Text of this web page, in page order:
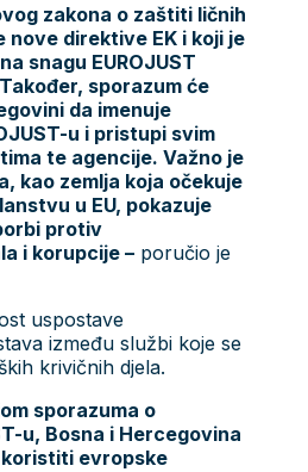
zakona o zaštiti ličnih
nove direktive EK i koji je
snagu EUROJUST
sporazum će
da imenuje
u i pristupi svim
te agencije. Važno je
kao zemlja koja očekuje
u EU, pokazuje
protiv
i korupcije – poručio je
uspostave
između službi koje se
krivičnih djela.
sporazuma o
u, Bosna i Hercegovina
evropske